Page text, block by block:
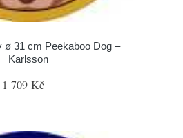
ø 31 cm Peekaboo Dog –
Karlsson
1 709 Kč